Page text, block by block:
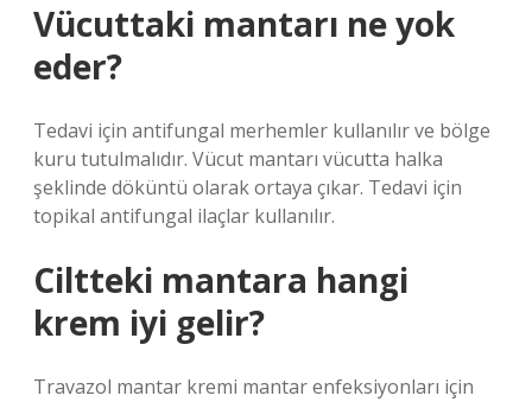
Vücuttaki mantarı ne yok
eder?
Tedavi için antifungal merhemler kullanılır ve bölge
kuru tutulmalıdır. Vücut mantarı vücutta halka
şeklinde döküntü olarak ortaya çıkar. Tedavi için
topikal antifungal ilaçlar kullanılır.
Ciltteki mantara hangi
krem iyi gelir?
Travazol mantar kremi mantar enfeksiyonları için